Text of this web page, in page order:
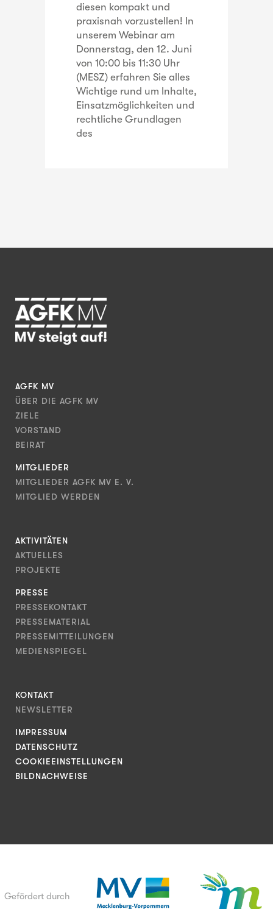
diesen kompakt und
praxisnah vorzustellen! In
unserem Webinar am
Donnerstag, den 12. Juni
von 10:00 bis 11:30 Uhr
(MESZ) erfahren Sie alles
Wichtige rund um Inhalte,
Einsatzmöglichkeiten und
rechtliche Grundlagen
des
AGFK MV
ÜBER DIE AGFK MV
ZIELE
VORSTAND
BEIRAT
MITGLIEDER
MITGLIEDER AGFK MV E. V.
MITGLIED WERDEN
AKTIVITÄTEN
AKTUELLES
PROJEKTE
PRESSE
PRESSEKONTAKT
PRESSEMATERIAL
PRESSEMITTEILUNGEN
MEDIENSPIEGEL
KONTAKT
NEWSLETTER
IMPRESSUM
DATENSCHUTZ
COOKIEEINSTELLUNGEN
BILDNACHWEISE
Gefördert durch